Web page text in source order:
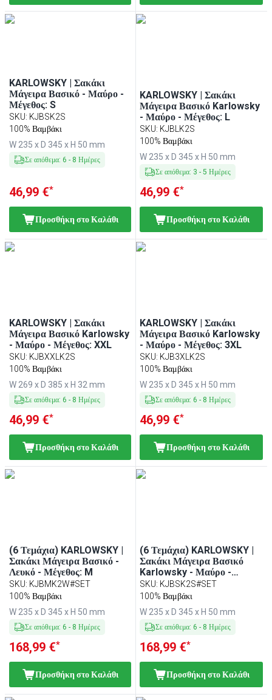
KARLOWSKY | Σακάκι
Μάγειρα Βασικό - Μαύρο -
Μέγεθος: S
SKU: KJBSK2S
100% Βαμβάκι
W 235 x D 345 x H 50 mm
Σε απόθεμα: 6 - 8 Ημέρες
46,99 €*
Προσθήκη στο Καλάθι
KARLOWSKY | Σακάκι
Μάγειρα Βασικό Karlowsky
- Μαύρο - Μέγεθος: L
SKU: KJBLK2S
100% Βαμβάκι
W 235 x D 345 x H 50 mm
Σε απόθεμα: 3 -5 Ημέρες
46,99 €*
Προσθήκη στο Καλάθι
KARLOWSKY | Σακάκι
Μάγειρα Βασικό Karlowsky
- Μαύρο - Μέγεθος: XXL
SKU: KJBXXLK2S
100% Βαμβάκι
W 269 x D 385 x H 32 mm
Σε απόθεμα: 6 - 8 Ημέρες
46,99 €*
Προσθήκη στο Καλάθι
KARLOWSKY | Σακάκι
Μάγειρα Βασικό Karlowsky
- Μαύρο - Μέγεθος: 3XL
SKU: KJB3XLK2S
100% Βαμβάκι
W 235 x D 345 x H 50 mm
Σε απόθεμα: 6 - 8 Ημέρες
46,99 €*
Προσθήκη στο Καλάθι
(6 Τεμάχια) KARLOWSKY |
Σακάκι Μάγειρα Βασικό -
Λευκό - Μέγεθος: M
SKU: KJBMK2W#SET
100% Βαμβάκι
W 235 x D 345 x H 50 mm
Σε απόθεμα: 6 - 8 Ημέρες
168,99 €*
Προσθήκη στο Καλάθι
(6 Τεμάχια) KARLOWSKY |
Σακάκι Μάγειρα Βασικό
Karlowsky - Μαύρο -
Μέγεθος: S
SKU: KJBSK2S#SET
100% Βαμβάκι
W 235 x D 345 x H 50 mm
Σε απόθεμα: 6 - 8 Ημέρες
168,99 €*
Προσθήκη στο Καλάθι